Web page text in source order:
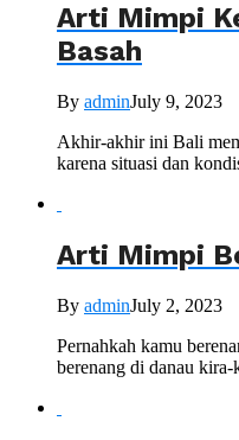
Arti Mimpi
Basah
By adminJuly 9, 2023
Akhir-akhir ini Bali
karena situasi dan
Arti Mimpi
By adminJuly 2, 2023
Pernahkah kamu
berenang di danau